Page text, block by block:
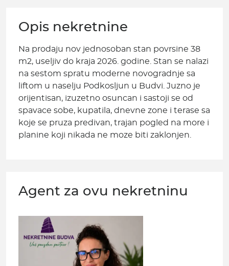
Opis nekretnine
Na prodaju nov jednosoban stan povrsine 38
m2, useljiv do kraja 2026. godine. Stan se nalazi
na sestom spratu moderne novogradnje sa
liftom u naselju Podkosljun u Budvi. Juzno je
orijentisan, izuzetno osuncan i sastoji se od
spavace sobe, kupatila, dnevne zone i terase sa
koje se pruza predivan, trajan pogled na more i
planine koji nikada ne moze biti zaklonjen.
Agent za ovu nekretninu